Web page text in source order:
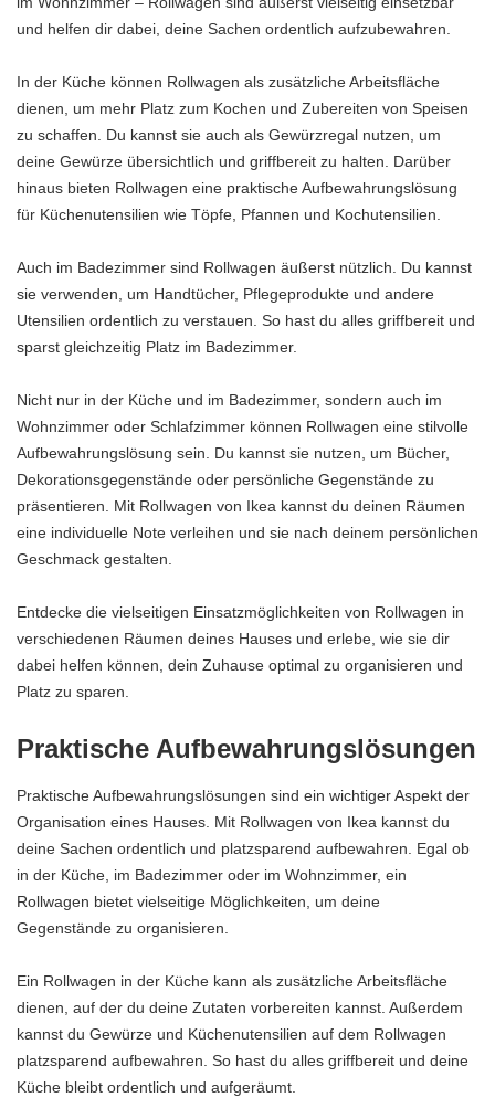
und helfen dir dabei, deine Sachen ordentlich aufzubewahren.
In der Küche können Rollwagen als zusätzliche Arbeitsfläche
dienen, um mehr Platz zum Kochen und Zubereiten von Speisen
zu schaffen. Du kannst sie auch als Gewürzregal nutzen, um
deine Gewürze übersichtlich und griffbereit zu halten. Darüber
hinaus bieten Rollwagen eine praktische Aufbewahrungslösung
für Küchenutensilien wie Töpfe, Pfannen und Kochutensilien.
Auch im Badezimmer sind Rollwagen äußerst nützlich. Du kannst
sie verwenden, um Handtücher, Pflegeprodukte und andere
Utensilien ordentlich zu verstauen. So hast du alles griffbereit und
sparst gleichzeitig Platz im Badezimmer.
Nicht nur in der Küche und im Badezimmer, sondern auch im
Wohnzimmer oder Schlafzimmer können Rollwagen eine stilvolle
Aufbewahrungslösung sein. Du kannst sie nutzen, um Bücher,
Dekorationsgegenstände oder persönliche Gegenstände zu
präsentieren. Mit Rollwagen von Ikea kannst du deinen Räumen
eine individuelle Note verleihen und sie nach deinem persönlichen
Geschmack gestalten.
Entdecke die vielseitigen Einsatzmöglichkeiten von Rollwagen in
verschiedenen Räumen deines Hauses und erlebe, wie sie dir
dabei helfen können, dein Zuhause optimal zu organisieren und
Platz zu sparen.
Praktische Aufbewahrungslösungen
Praktische Aufbewahrungslösungen sind ein wichtiger Aspekt der
Organisation eines Hauses. Mit Rollwagen von Ikea kannst du
deine Sachen ordentlich und platzsparend aufbewahren. Egal ob
in der Küche, im Badezimmer oder im Wohnzimmer, ein
Rollwagen bietet vielseitige Möglichkeiten, um deine
Gegenstände zu organisieren.
Ein Rollwagen in der Küche kann als zusätzliche Arbeitsfläche
dienen, auf der du deine Zutaten vorbereiten kannst. Außerdem
kannst du Gewürze und Küchenutensilien auf dem Rollwagen
platzsparend aufbewahren. So hast du alles griffbereit und deine
Küche bleibt ordentlich und aufgeräumt.